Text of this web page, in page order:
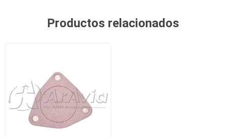
Productos relacionados